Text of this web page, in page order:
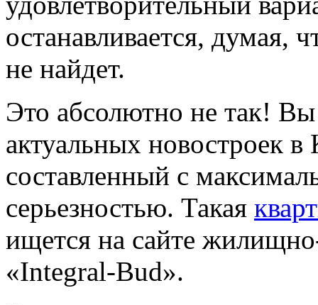
останавливается, думая,
не найдет.
Это абсолютно не так!
актуальных новостроек в
составленный с
серьезностью. Такая
ищется на сайте
«Integral-Bud».